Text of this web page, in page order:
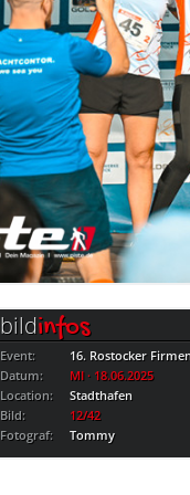
bildinfos
Event:
16. Rostocker
Datum:
MI · 18.06.2025
Location:
Stadthafen
Bild:
12/42
Fotograf:
Tommy